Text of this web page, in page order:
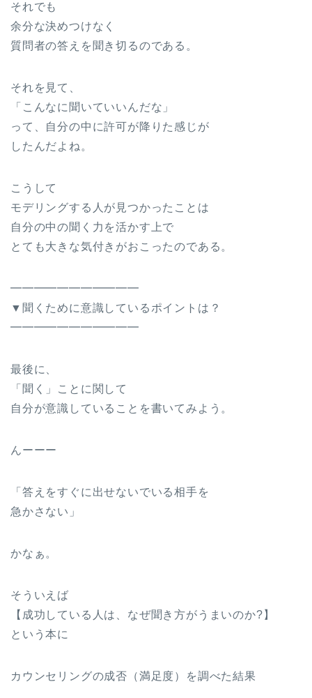
それでも
余分な決めつけなく
質問者の答えを聞き切るのである。
それを見て、
「こんなに聞いていいんだな」
って、自分の中に許可が降りた感じが
したんだよね。
こうして
モデリングする人が見つかったことは
自分の中の聞く力を活かす上で
とても大きな気付きがおこったのである。
━━━━━━━━━━━
▼聞くために意識しているポイントは？
━━━━━━━━━━━
最後に、
「聞く」ことに関して
自分が意識していることを書いてみよう。
んーーー
「答えをすぐに出せないでいる相手を
急かさない」
かなぁ。
そういえば
【成功している人は、なぜ聞き方がうまいのか?】
という本に
カウンセリングの成否（満足度）を調べた結果